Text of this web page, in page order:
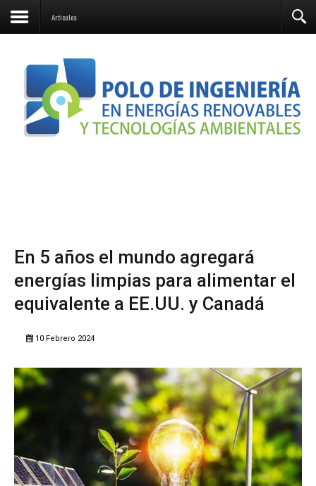
Articulos
En 5 años el mundo agregará
energías limpias para alimentar el
equivalente a EE.UU. y Canadá
10 Febrero 2024